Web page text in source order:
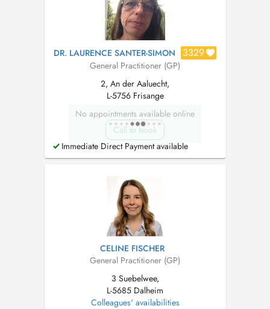
DR. LAURENCE SANTER-SIMON 3329
General Practitioner (GP)
2, An der Aaluecht,
L-5756 Frisange
No appointments available online
Call to book
Immediate Direct Payment available
CELINE FISCHER
General Practitioner (GP)
3 Suebelwee,
L-5685 Dalheim
Colleagues' availabilities